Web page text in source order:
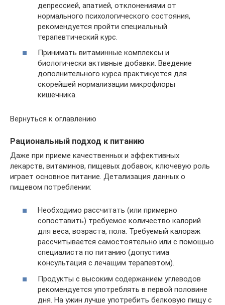
депрессией, апатией, отклонениями от
нормального психологического состояния,
рекомендуется пройти специальный
терапевтический курс.
Принимать витаминные комплексы и
биологически активные добавки. Введение
дополнительного курса практикуется для
скорейшей нормализации микрофлоры
кишечника.
Вернуться к оглавлению
Рациональный подход к питанию
Даже при приеме качественных и эффективных
лекарств, витаминов, пищевых добавок, ключевую роль
играет основное питание. Детализация данных о
пищевом потреблении:
Необходимо рассчитать (или примерно
сопоставить) требуемое количество калорий
для веса, возраста, пола. Требуемый калораж
рассчитывается самостоятельно или с помощью
специалиста по питанию (допустима
консультация с лечащим терапевтом).
Продукты с высоким содержанием углеводов
рекомендуется употреблять в первой половине
дня. На ужин лучше употребить белковую пищу с